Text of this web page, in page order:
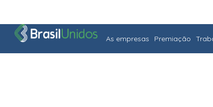
As empresas Premiação